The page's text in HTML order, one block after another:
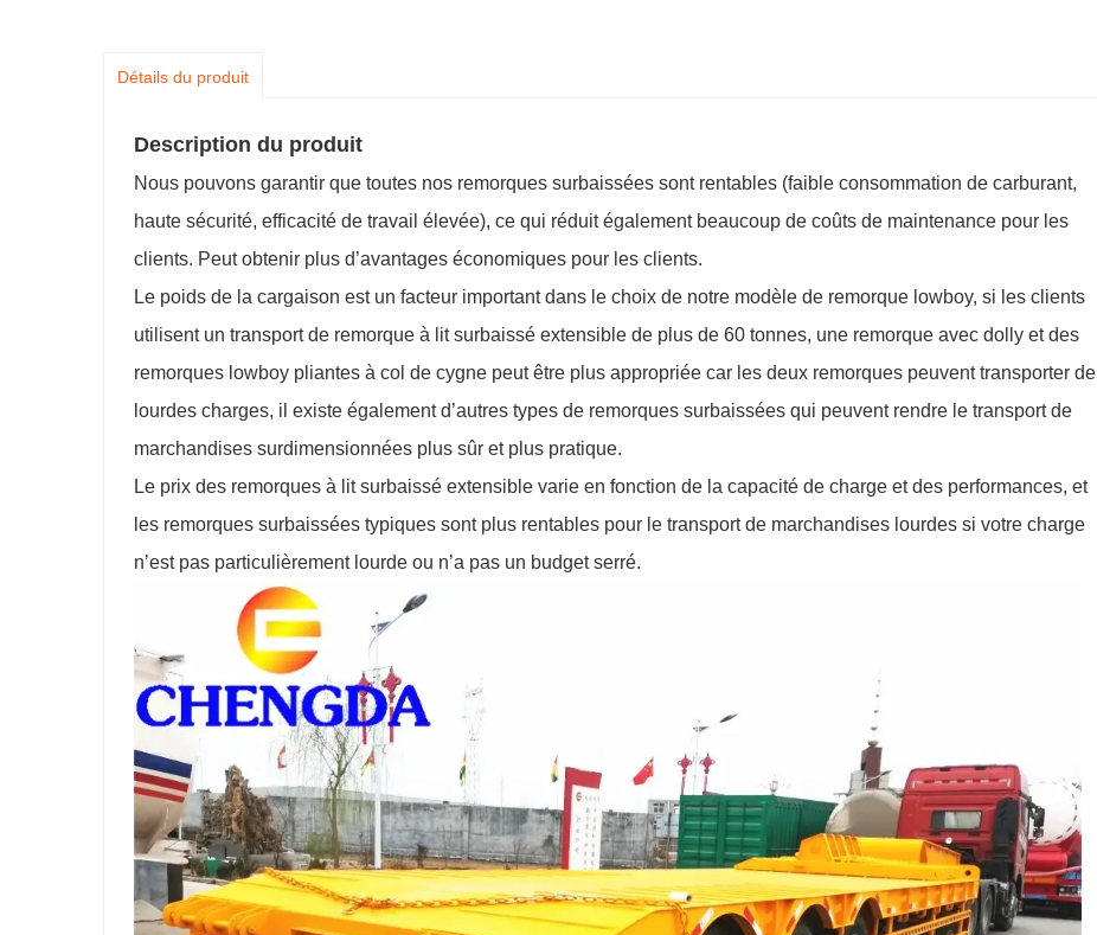
Détails du produit
Description du produit
Nous pouvons garantir que toutes nos remorques surbaissées sont rentables (faible consommation de carburant,
haute sécurité, efficacité de travail élevée), ce qui réduit également beaucoup de coûts de maintenance pour les
clients. Peut obtenir plus d’avantages économiques pour les clients.
Le poids de la cargaison est un facteur important dans le choix de notre modèle de remorque lowboy, si les clients
utilisent un transport de remorque à lit surbaissé extensible de plus de 60 tonnes, une remorque avec dolly et des
remorques lowboy pliantes à col de cygne peut être plus appropriée car les deux remorques peuvent transporter de
lourdes charges, il existe également d’autres types de remorques surbaissées qui peuvent rendre le transport de
marchandises surdimensionnées plus sûr et plus pratique.
Le prix des remorques à lit surbaissé extensible varie en fonction de la capacité de charge et des performances, et
les remorques surbaissées typiques sont plus rentables pour le transport de marchandises lourdes si votre charge
n’est pas particulièrement lourde ou n’a pas un budget serré.